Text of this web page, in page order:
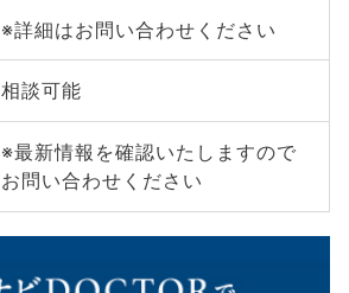
※詳細はお問い合わせください
相談可能
※最新情報を確認いたしますので
お問い合わせください